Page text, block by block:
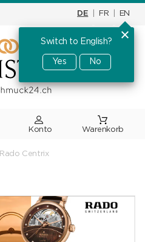
DE FR EN
Switch to English?
Yes No
Warenkorb
Rado Centrix